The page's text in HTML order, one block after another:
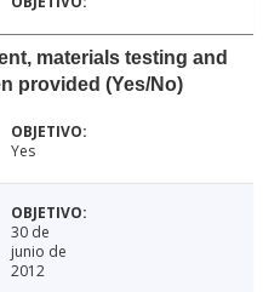
materials testing and
provided (Yes/No)
Yes
30 de
junio de
2012